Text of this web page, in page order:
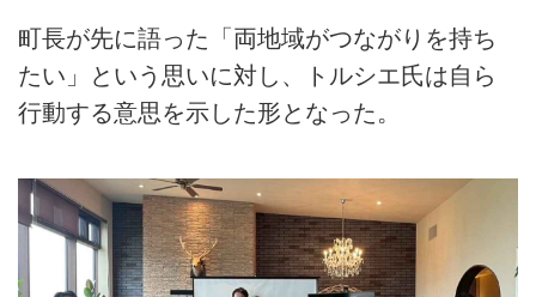
町長が先に語った「両地域がつながりを持ち
たい」という思いに対し、トルシエ氏は自ら
行動する意思を示した形となった。